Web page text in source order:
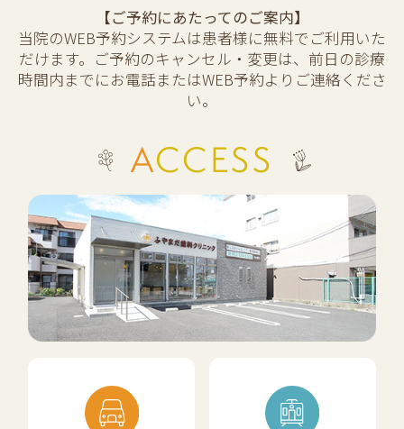
【ご予約にあたってのご案内】
当院のWEB予約システムは患者様に無料でご利用いた
だけます。ご予約のキャンセル・変更は、前日の診療
時間内までにお電話またはWEB予約よりご連絡くださ
い。
ACCESS